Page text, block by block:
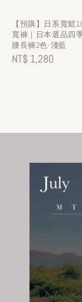
【預購】日系寬鬆
寬褲｜日本選品四
腰長褲2色-淺藍
Regular
NT$ 1,280